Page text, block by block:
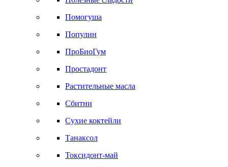
Помогуша
Популин
ПроБиоГум
Простадонт
Растительные масла
Сбитни
Сухие коктейли
Танаксол
Токсидонт-май